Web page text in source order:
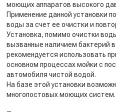
моющих аппаратов высокого
Применение данной установки
воды за счет ее очистки и
Установка, помимо очистки
вызванные наличием бактерий
рекомендуется использовать
основном процессах мойки с
автомобиля чистой водой.
На базе этой установки
многопостовых моющих систем.